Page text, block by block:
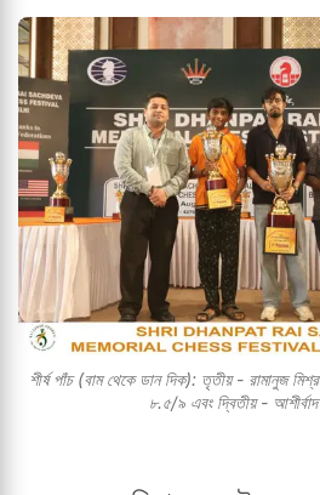
শীর্ষ পাঁচ (বাম থেকে ডান দিক): তৃতীয় - রামানুজ
৮.৫/৯ এবং দ্বিতীয় -